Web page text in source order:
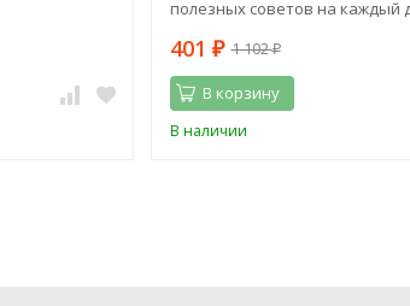
полезных советов на каждый
401 ₽ 1 102₽
В корзину
В наличии